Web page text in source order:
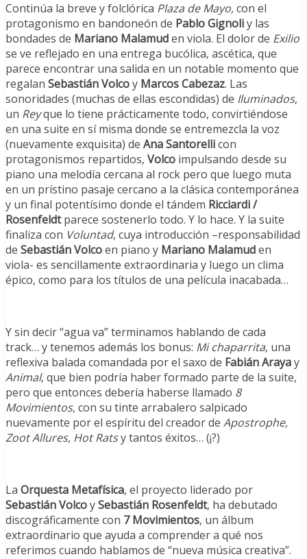
Continúa la breve y folclórica Plaza de Mayo,con el
protagonismo en bandoneón de Pablo Gignoliy las
bondades de Mariano Malamuden viola. El dolor de Exilio
se ve reflejado en una entrega bucólica, ascética, que
parece encontrar una salida en un notable momento que
regalan Sebastián Volcoy Marcos Cabezaz. Las
sonoridades (muchas de ellas escondidas) de Iluminados,
un Reyque lo tiene prácticamente todo, convirtiéndose
en una suite en sí misma donde se entremezcla la voz
(nuevamente exquisita) de Ana Santorellicon
protagonismos repartidos, Volco impulsando desde su
piano una melodía cercana al rock pero que luego muta
en un prístino pasaje cercano a la clásica contemporánea
y un final potentísimo donde el tándem Ricciardi /
Rosenfeldtparece sostenerlo todo. Y lo hace. Y la suite
finaliza con Voluntad, cuya introducción –responsabilidad
de Sebastián Volcoen piano y Mariano Malamuden
viola- es sencillamente extraordinaria y luego un clima
épico, como para los títulos de una película inacabada…
Y sin decir “agua va” terminamos hablando de cada
track… y tenemos además los bonus: Mi chaparrita, una
reflexiva balada comandada por el saxo de Fabián Arayay
Animal, que bien podría haber formado parte de la suite,
pero que entonces debería haberse llamado 8
Movimientos, con su tinte arrabalero salpicado
nuevamente por el espíritu del creador de Apostrophe,
Zoot Allures, Hot Ratsy tantos éxitos… (¡?)
La Orquesta Metafísica, el proyecto liderado por
Sebastián VolcoySebastián Rosenfeldt, ha debutado
discográficamente con 7 Movimientos, un álbum
extraordinario que ayuda a comprender a qué nos
referimos cuando hablamos de “nueva música creativa”.